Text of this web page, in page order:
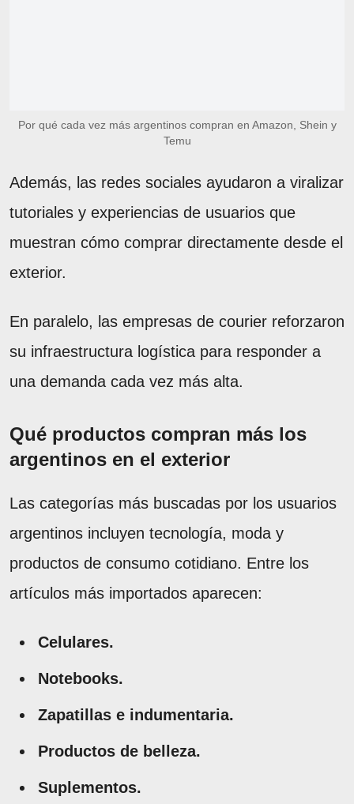
Por qué cada vez más argentinos compran en Amazon, Shein y
Temu
Además, las redes sociales ayudaron a viralizar
tutoriales y experiencias de usuarios que
muestran cómo comprar directamente desde el
exterior.
En paralelo, las empresas de courier reforzaron
su infraestructura logística para responder a
una demanda cada vez más alta.
Qué productos compran más los
argentinos en el exterior
Las categorías más buscadas por los usuarios
argentinos incluyen tecnología, moda y
productos de consumo cotidiano. Entre los
artículos más importados aparecen:
Celulares.
Notebooks.
Zapatillas e indumentaria.
Productos de belleza.
Suplementos.